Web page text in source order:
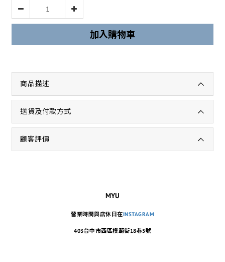
加入購物車
商品描述
送貨及付款方式
顧客評價
MYU
營業時間與店休日在INSTAGRAM
403台中市西區模範街18巷5號